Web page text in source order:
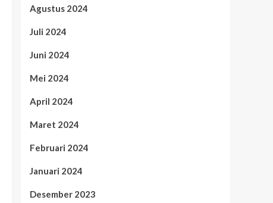
Agustus 2024
Juli 2024
Juni 2024
Mei 2024
April 2024
Maret 2024
Februari 2024
Januari 2024
Desember 2023